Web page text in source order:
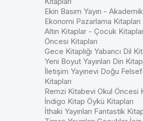
Ekin Basım Yayın -
Ekonomi Pazarlama Kitapları
Altın Kitaplar - Çocuk
Öncesi Kitapları
Gece Kitaplığı Yabancı Dil
Yeni Boyut Yayınları Din
İletişim Yayınevi Doğu
Kitapları
Remzi Kitabevi Okul Öncesi
İndigo Kitap Öykü Kitapları
İthaki Yayınları Fantastik